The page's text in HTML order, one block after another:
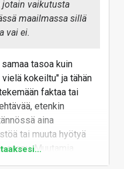
vaikutusta
maailmassa sillä
vai ei.
tasoa kuin
kokeiltu" ja tähän
faktaa tai
etenkin
aina
tai muuta hyötyä
Muutamia